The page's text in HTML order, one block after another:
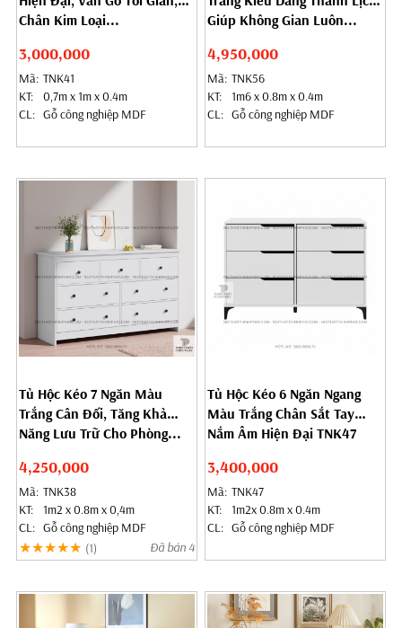
Chân Kim Loại...
3,000,000
Mã: TNK41
KT:
0,7m x 1m x 0.4m
CL: Gỗ công nghiệp MDF
Giúp Không Gian Luôn...
4,950,000
Mã: TNK56
KT:
1m6 x 0.8m x 0.4m
CL: Gỗ công nghiệp MDF
Tủ Hộc Kéo 7 Ngăn Màu
Trắng Cân Đối, Tăng Khả
Năng Lưu Trữ Cho Phòng...
4,250,000
Mã: TNK38
KT:
1m2 x 0.8m x 0,4m
CL: Gỗ công nghiệp MDF
★★★★★ (1) Đã bán 4
Tủ Hộc Kéo 6 Ngăn Ngang
Màu Trắng Chân Sắt Tay
Nắm Âm Hiện Đại TNK47
3,400,000
Mã: TNK47
KT:
1m2x 0.8m x 0.4m
CL: Gỗ công nghiệp MDF